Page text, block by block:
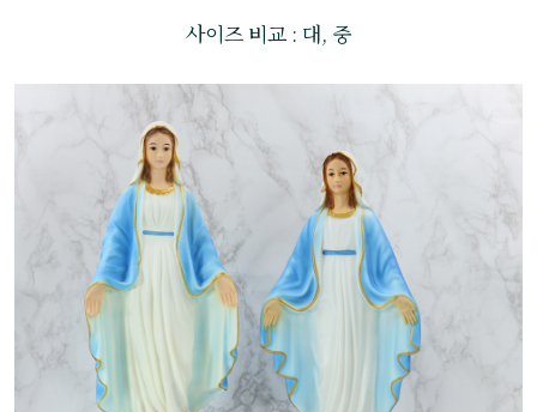
사이즈 비교 : 대, 중